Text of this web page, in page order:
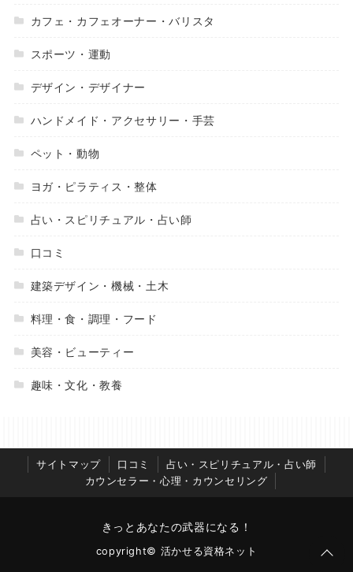
カフェ・カフェオーナー・バリスタ
スポーツ・運動
デザイン・デザイナー
ハンドメイド・アクセサリー・手芸
ペット・動物
ヨガ・ピラティス・整体
占い・スピリチュアル・占い師
口コミ
建築デザイン・機械・土木
料理・食・調理・フード
美容・ビューティー
趣味・文化・教養
サイトマップ 口コミ
占い・スピリチュアル・占い師
カウンセラー・心理・カウンセリング
きっとあなたの武器になる！
copyright© 活かせる資格ネット